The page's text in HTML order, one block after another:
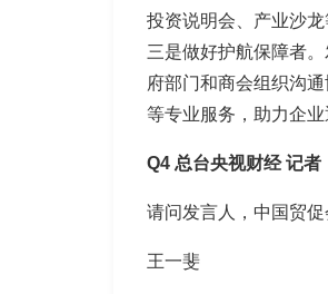
投资说明会、产业沙
三是做好护航保障者。
府部门和商会组织沟
等专业服务，助力企
Q4 总台央视财经记者
请问发言人，中国贸
王一斐